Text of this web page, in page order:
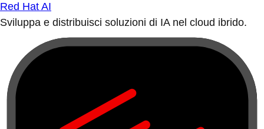
Red Hat AI
Sviluppa e distribuisci soluzioni di IA nel cloud ibrido.